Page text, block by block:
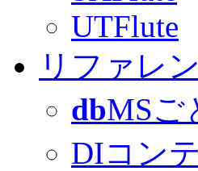
UTFlute
リファレ
dbMSご
DIコン